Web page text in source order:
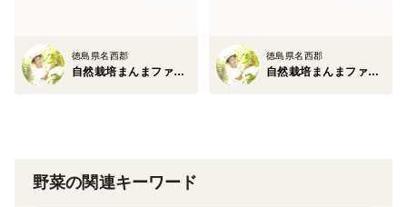
徳島県名西郡
自然栽培まんまファーム
徳島県名西郡
自然栽培まんまファーム
野菜の関連キーワード